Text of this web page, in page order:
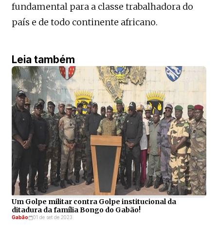
fundamental para a classe trabalhadora do
país e de todo continente africano.
Leia também
Um Golpe militar contra Golpe institucional da
ditadura da família Bongo do Gabão!
Gabão 01 de set de 2023